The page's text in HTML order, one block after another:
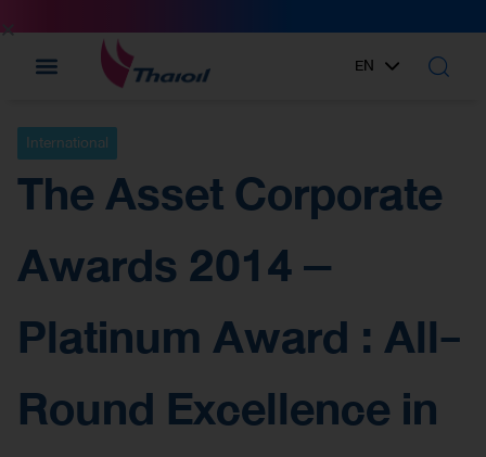
EN
TH
International
The Asset Corporate
Awards 2014 –
Platinum Award : All-
Round Excellence in